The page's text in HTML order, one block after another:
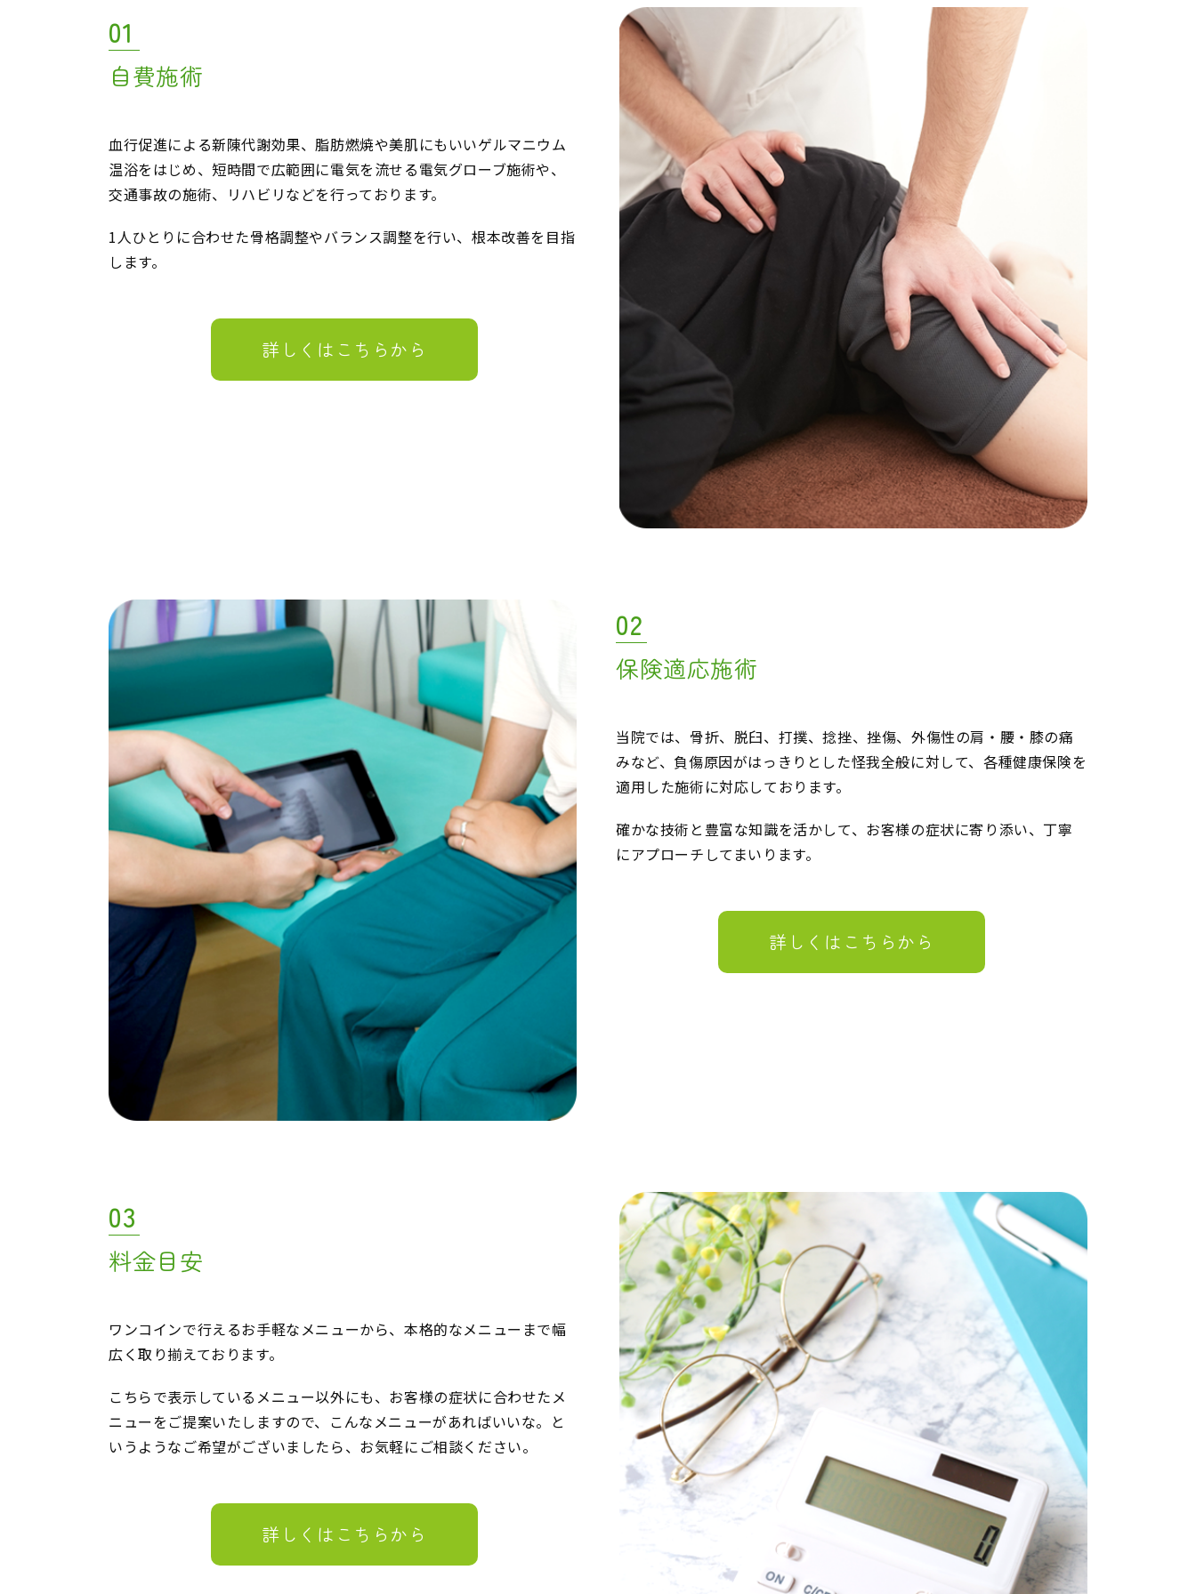
01
自費施術
血行促進による新陳代謝効果、脂肪燃焼や美肌にもいいゲルマニウム
温浴をはじめ、短時間で広範囲に電気を流せる電気グローブ施術や、
交通事故の施術、リハビリなどを行っております。
1人ひとりに合わせた骨格調整やバランス調整を行い、根本改善を目指
します。
詳しくはこちらから
02
保険適応施術
当院では、骨折、脱臼、打撲、捻挫、挫傷、外傷性の肩・腰・膝の痛
みなど、負傷原因がはっきりとした怪我全般に対して、各種健康保険を
適用した施術に対応しております。
確かな技術と豊富な知識を活かして、お客様の症状に寄り添い、丁寧
にアプローチしてまいります。
詳しくはこちらから
03
料金目安
ワンコインで行えるお手軽なメニューから、本格的なメニューまで幅
広く取り揃えております。
こちらで表示しているメニュー以外にも、お客様の症状に合わせたメ
ニューをご提案いたしますので、こんなメニューがあればいいな。と
いうようなご希望がございましたら、お気軽にご相談ください。
詳しくはこちらから